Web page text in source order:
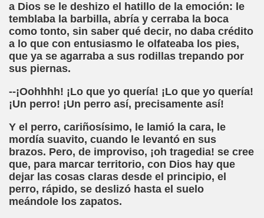
a Dios se le deshizo el hatillo de la emoción: le
temblaba la barbilla, abría y cerraba la boca
como tonto, sin saber qué decir, no daba crédito
a lo que con entusiasmo le olfateaba los pies,
que ya se agarraba a sus rodillas trepando por
sus piernas.
--¡Oohhhh! ¡Lo que yo quería! ¡Lo que yo quería!
¡Un perro! ¡Un perro así, precisamente así!
Y el perro, cariñosísimo, le lamió la cara, le
mordía suavito, cuando le levantó en sus
brazos. Pero, de improviso, ¡oh tragedia! se cree
que, para marcar territorio, con Dios hay que
dejar las cosas claras desde el principio, el
perro, rápido, se deslizó hasta el suelo
meándole los zapatos.
Martín Figueroa)
(César Puente Fuente)
a Louis Braille (Alberto Gil)
Rosell Vera)
de los Niños Invidentes hasta la Puesta en Marcha de
de Pasado, de Presente y de Futuro (Equipos del
(Pedro Zurita)